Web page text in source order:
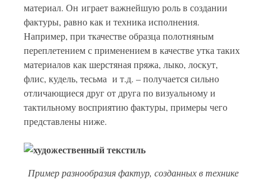
материал. Он играет важнейшую роль в создании
фактуры, равно как и техника исполнения.
Например, при ткачестве образца полотняным
переплетением с применением в качестве утка таких
материалов как шерстяная пряжа, лыко, лоскут,
флис, кудель, тесьма и т.д. – получается сильно
отличающиеся друг от друга по визуальному и
тактильному восприятию фактуры, примеры чего
представлены ниже.
Пример разнообразия фактур, созданных в технике